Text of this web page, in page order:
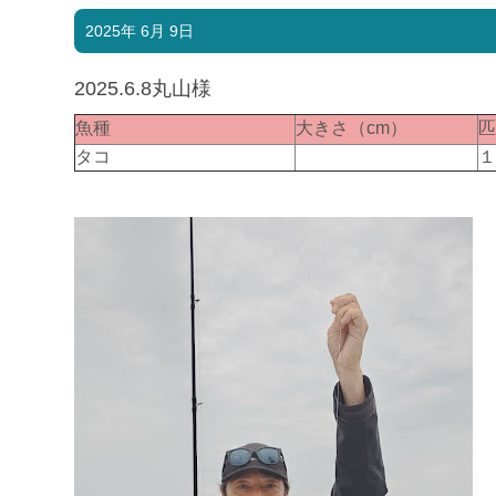
2025年 6月 9日
2025.6.8丸山様
魚種 大きさ（cm） 匹
タコ